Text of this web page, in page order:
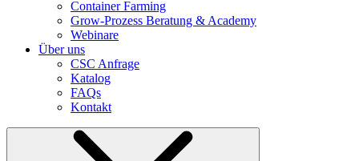
Container Farming
Grow-Prozess Beratung & Academy
Webinare
Über uns
CSC Anfrage
Katalog
FAQs
Kontakt